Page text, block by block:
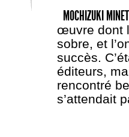
MOCHIZUKI
œuvre dont
sobre, et
succès.
éditeurs,
rencontré
s’attendait